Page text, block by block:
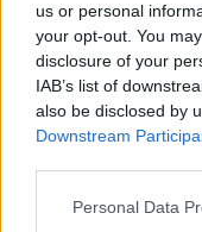
us or personal
your opt-out. You
disclosure of your
IAB’s list of
also be disclosed by
Downstream
Please note that this
Personal Data
2
Cosa
secondo